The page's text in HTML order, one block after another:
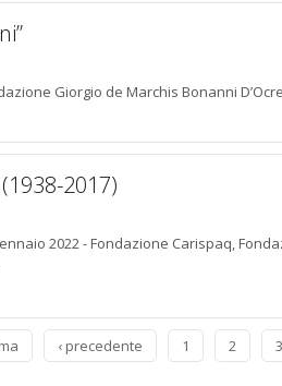
Giorgio de Marchis Bonanni
2017)
2022 - Fondazione Carispaq,
‹ precedente 1 2 3